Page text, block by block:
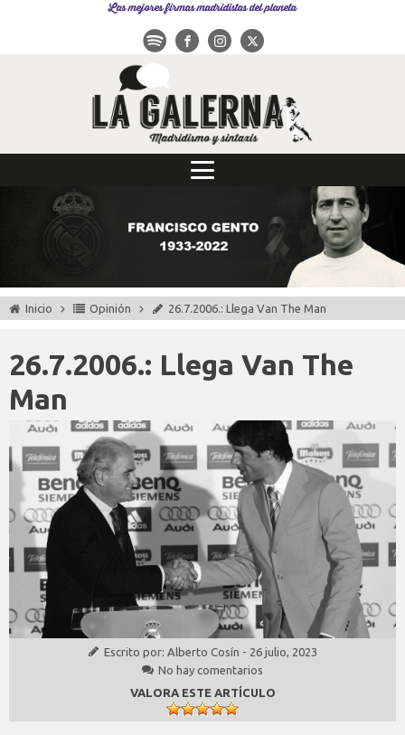
Las mejores firmas madridistas del planeta
Inicio Opinión 26.7.2006.: Llega Van The Man
26.7.2006.: Llega Van The
Man
Escrito por: Alberto Cosín - 26 julio, 2023
No hay comentarios
VALORA ESTE ARTÍCULO